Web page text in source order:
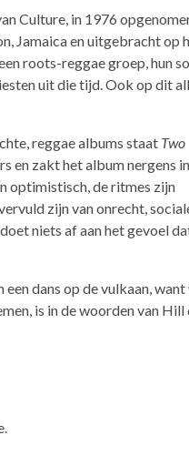
Culture, in 1976
Jamaica en uitgebracht op
roots-reggae groep, hun
uit die tijd. Ook op dit
reggae albums staat Two
en zakt het album nergens
optimistisch, de ritmes zijn
zijn van onrecht,
niets af aan het gevoel
dans op de vulkaan,
is in de woorden van Hill